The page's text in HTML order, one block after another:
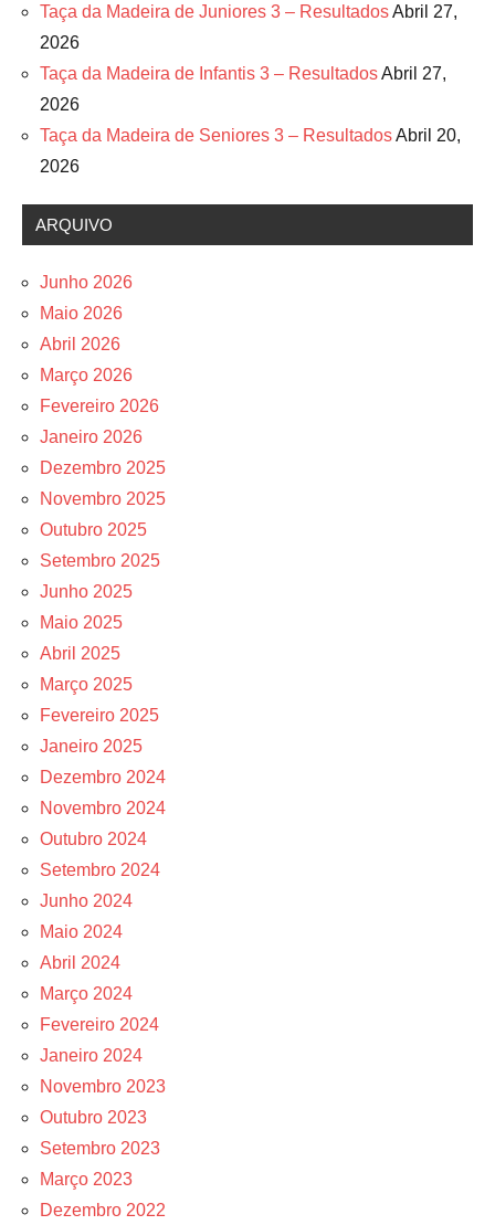
Taça da Madeira de Juniores 3 – ResultadosAbril 27,
2026
Taça da Madeira de Infantis 3 – ResultadosAbril 27,
2026
Taça da Madeira de Seniores 3 – ResultadosAbril 20,
2026
ARQUIVO
Junho 2026
Maio 2026
Abril 2026
Março 2026
Fevereiro 2026
Janeiro 2026
Dezembro 2025
Novembro 2025
Outubro 2025
Setembro 2025
Junho 2025
Maio 2025
Abril 2025
Março 2025
Fevereiro 2025
Janeiro 2025
Dezembro 2024
Novembro 2024
Outubro 2024
Setembro 2024
Junho 2024
Maio 2024
Abril 2024
Março 2024
Fevereiro 2024
Janeiro 2024
Novembro 2023
Outubro 2023
Setembro 2023
Março 2023
Dezembro 2022